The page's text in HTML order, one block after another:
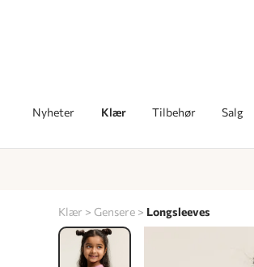
Nyheter Klær Tilbehør Salg
Klær Gensere Longsleeves